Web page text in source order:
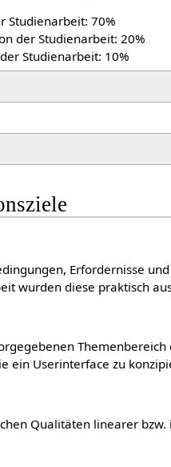
Studienarbeit: 70%
der Studienarbeit: 20%
Studienarbeit: 10%
Erfordernisse
wurden diese praktisch
ein Userinterface zu
Qualitäten linearer